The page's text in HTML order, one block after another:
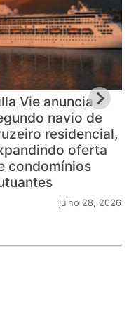
Vie anuncia
navio de
residencial,
oferta
condomínios
julho 28, 2026